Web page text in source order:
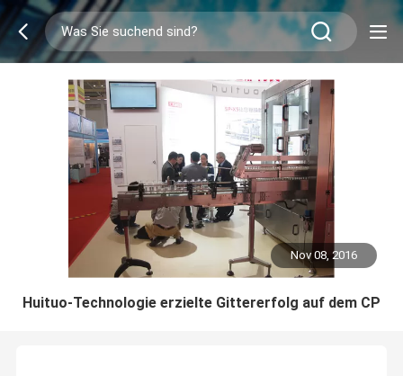
Nov 08, 2016
Huituo-Technologie erzielte Gittererfolg auf dem CP